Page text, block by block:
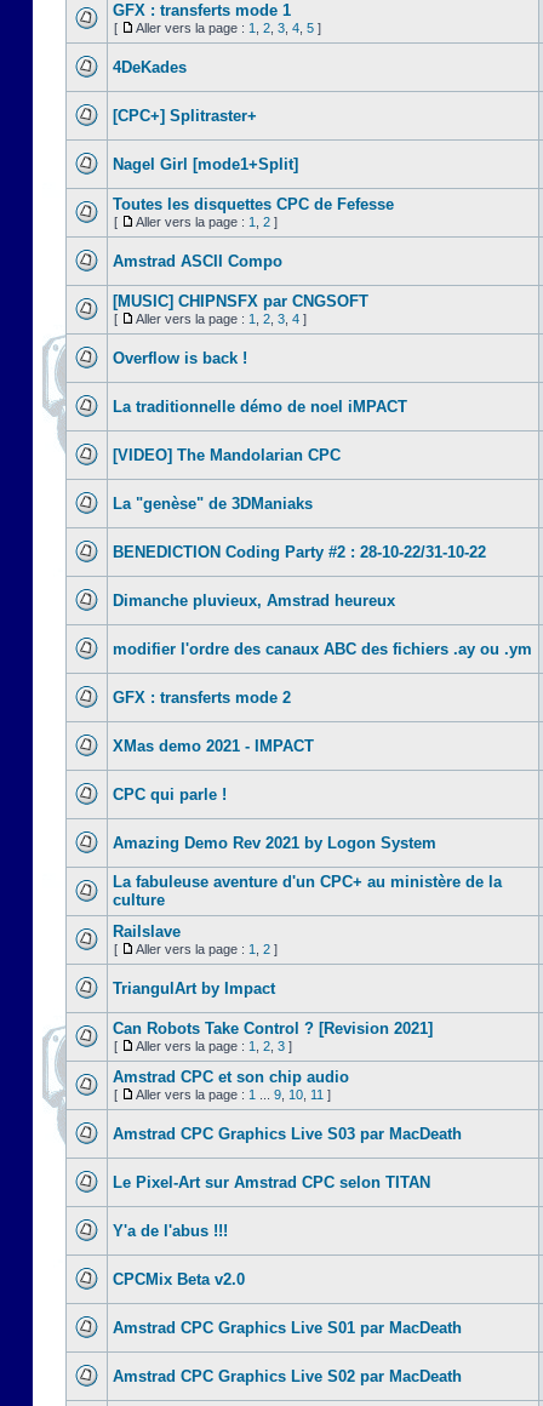
GFX : transferts mode 1
[ Aller vers la page : 1 2 3 4 5 ]
4DeKades
[CPC+] Splitraster+
Nagel Girl [mode1+Split]
Toutes les disquettes CPC de Fefesse
[ Aller vers la page : 1 2 ]
Amstrad ASCII Compo
[MUSIC] CHIPNSFX par CNGSOFT
[ Aller vers la page : 1 2 3 4 ]
Overflow is back !
La traditionnelle démo de noel iMPACT
[VIDEO] The Mandolarian CPC
La "genèse" de 3DManiaks
BENEDICTION Coding Party #2 : 28-10-22/31-10-22
Dimanche pluvieux, Amstrad heureux
modifier l'ordre des canaux ABC des fichiers .ay ou .ym
GFX : transferts mode 2
XMas demo 2021 - IMPACT
CPC qui parle !
Amazing Demo Rev 2021 by Logon System
La fabuleuse aventure d'un CPC+ au ministère de la
culture
Railslave
[ Aller vers la page : 1 2 ]
TriangulArt by Impact
Can Robots Take Control ? [Revision 2021]
[ Aller vers la page : 1 2 3 ]
Amstrad CPC et son chip audio
[ Aller vers la page : 1 9 10 11 ]
Amstrad CPC Graphics Live S03 par MacDeath
Le Pixel-Art sur Amstrad CPC selon TITAN
Y'a de l'abus !!!
CPCMix Beta v2.0
Amstrad CPC Graphics Live S01 par MacDeath
Amstrad CPC Graphics Live S02 par MacDeath